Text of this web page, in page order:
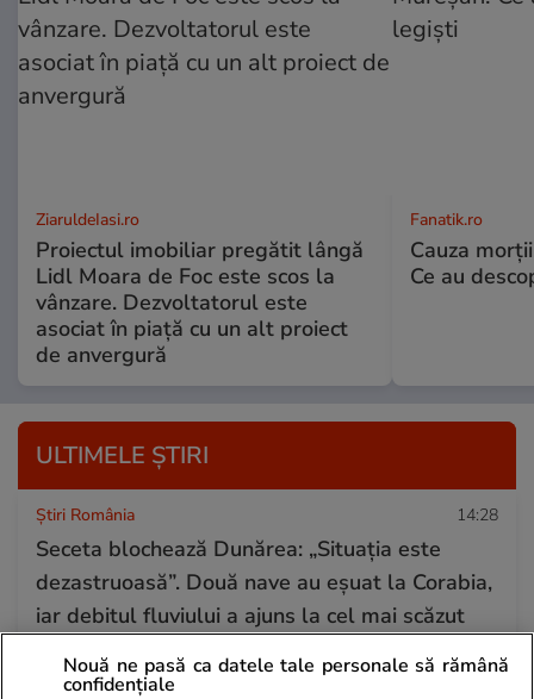
ZiaruldeIasi.ro
Proiectul imobiliar pregătit lângă
Lidl Moara de Foc este scos la
vânzare. Dezvoltatorul este
asociat în piață cu un alt proiect
de anvergură
Fanatik.ro
Cauza
Ce au
ULTIMELE ȘTIRI
Știri România 14:28
Seceta blochează Dunărea: „Situația este
dezastruoasă”. Două nave au eșuat la Corabia,
iar debitul fluviului a ajuns la cel mai scăzut
Nouă ne pasă ca datele tale personale să rămână
confidențiale